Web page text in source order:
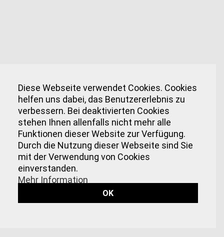
Diese Webseite verwendet Cookies. Cookies
helfen uns dabei, das Benutzererlebnis zu
verbessern. Bei deaktivierten Cookies
stehen Ihnen allenfalls nicht mehr alle
Funktionen dieser Website zur Verfügung.
Durch die Nutzung dieser Webseite sind Sie
mit der Verwendung von Cookies
einverstanden.
Mehr Information
OK